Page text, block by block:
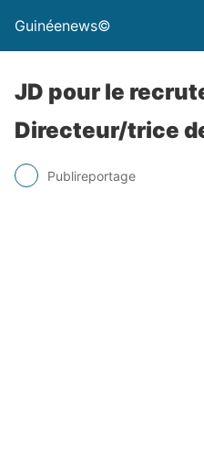
Guinéenews©
JD pour le
Directeur/trice
Publireportage